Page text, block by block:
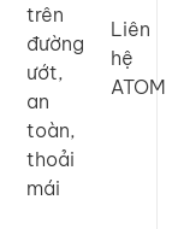
trên
đường
ướt,
an
toàn,
thoải
mái
Liên
hệ
ATOM